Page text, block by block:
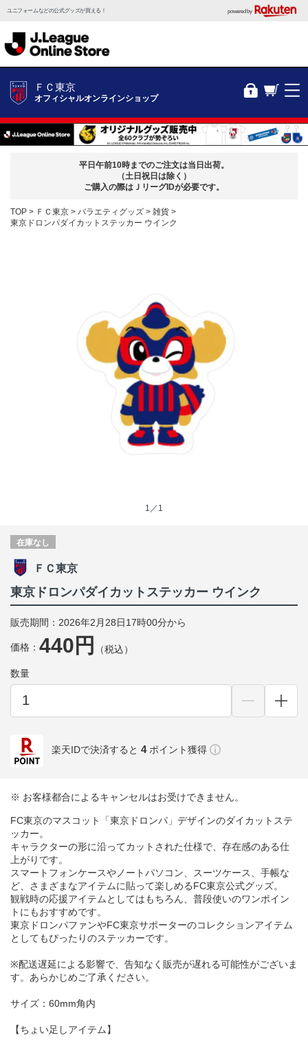
ユニフォームなどの公式グッズが買える！ powered by
ＦＣ東京
オフィシャルオンラインショップ
平日午前10時までのご注文は当日出荷。
（土日祝日は除く）
ご購入の際はＪリーグIDが必要です。
TOP ＦＣ東京 バラエティグッズ
雑貨
東京ドロンパダイカットステッカー ウインク
1／1
在庫なし
ＦＣ東京
東京ドロンパダイカットステッカー ウインク
販売期間：2026年2月28日17時00分から
価格： 440円 （税込）
数量
楽天IDで決済すると 4 ポイント獲得
※ お客様都合によるキャンセルはお受けできません。
FC東京のマスコット「東京ドロンパ」デザインのダイカットステ
ッカー。
キャラクターの形に沿ってカットされた仕様で、存在感のある仕
上がりです。
スマートフォンケースやノートパソコン、スーツケース、手帳な
ど、さまざまなアイテムに貼って楽しめるFC東京公式グッズ。
観戦時の応援アイテムとしてはもちろん、普段使いのワンポイン
トにもおすすめです。
東京ドロンパファンやFC東京サポーターのコレクションアイテム
としてもぴったりのステッカーです。
※配送遅延による影響で、告知なく販売が遅れる可能性がございま
す。あらかじめご了承ください。
サイズ：60mm角内
【ちょい足しアイテム】